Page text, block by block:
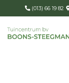
(013) 66 19 82